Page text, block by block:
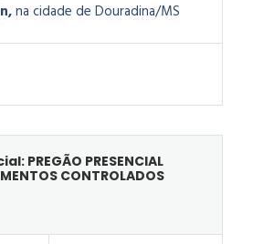
na cidade de Douradina/MS
PREGÃO PRESENCIAL
CONTROLADOS